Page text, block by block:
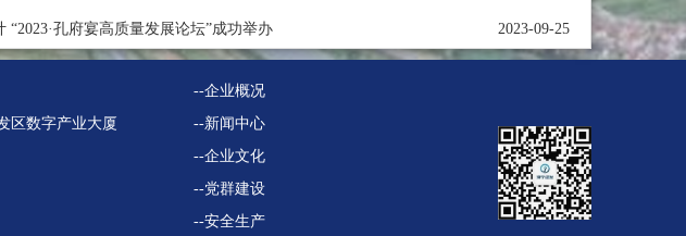
孔府宴高质量发展论坛”成功举办 2023-09-25
区数字产业大厦
--企业概况
--新闻中心
--企业文化
--党群建设
--安全生产